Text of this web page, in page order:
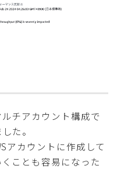
チアカウント構成で
た。
アカウントに作成して
ことも容易になった